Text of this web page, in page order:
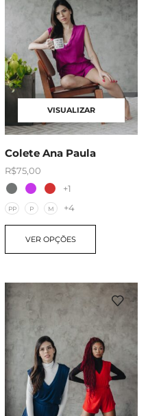
VISUALIZAR
Colete Ana Paula
R$75,00
+1
PP P M +4
VER OPÇÕES